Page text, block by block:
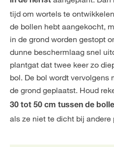
tijd om wortels te
de bollen hebt aangekocht,
in de grond worden gestopt
dunne beschermlaag snel
plantgat dat twee keer zo
bol. De bol wordt vervolgens
de grond geplaatst. Houd
30 tot 50 cm tussen de
als ze niet te dicht bij andere